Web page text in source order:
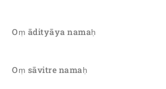
Oṃ ādityāya namaḥ
Oṃ sāvitre namaḥ